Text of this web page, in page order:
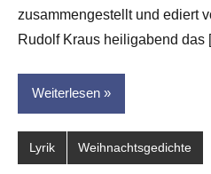
zusammengestellt und ediert
Rudolf Kraus heiligabend das
Weiterlesen
Lyrik Weihnachtsgedichte